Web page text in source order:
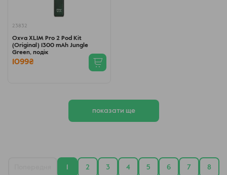
23832
Oxva XLIM Pro 2 Pod Kit
(Original) 1300 mAh Jungle
Green, подік
1099₴
показати ще
2 3 4 5 6 7 8